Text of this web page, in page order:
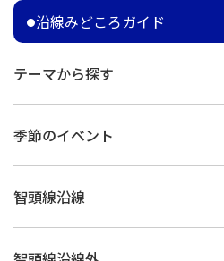
沿線みどころガイド
テーマから探す
歩く
買う
季節のイベント
秋のイベント
智頭線沿線